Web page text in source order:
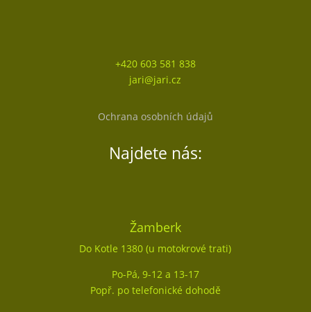
+420 603 581 838
jari@jari.cz
Ochrana osobních údajů
Najdete nás:
Žamberk
Do Kotle 1380 (u motokrové trati)
Po-Pá, 9-12 a 13-17
Popř. po telefonické dohodě